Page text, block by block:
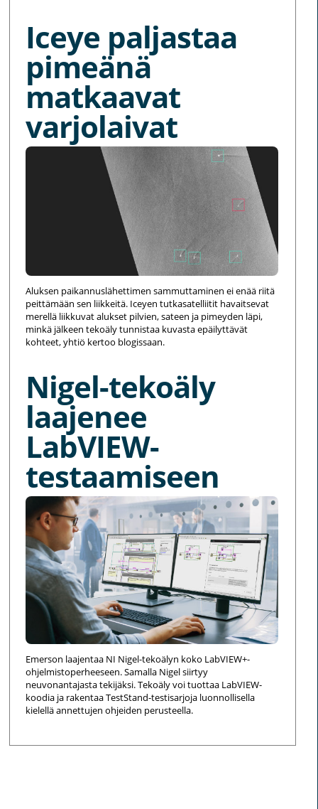
Iceye paljastaa
pimeänä
matkaavat
varjolaivat
Aluksen paikannuslähettimen sammuttaminen ei enää riitä
peittämään sen liikkeitä. Iceyen tutkasatelliitit havaitsevat
merellä liikkuvat alukset pilvien, sateen ja pimeyden läpi,
minkä jälkeen tekoäly tunnistaa kuvasta epäilyttävät
kohteet, yhtiö kertoo blogissaan.
Nigel-tekoäly
laajenee
LabVIEW-
testaamiseen
Emerson laajentaa NI Nigel-tekoälyn koko LabVIEW+-
ohjelmistoperheeseen. Samalla Nigel siirtyy
neuvonantajasta tekijäksi. Tekoäly voi tuottaa LabVIEW-
koodia ja rakentaa TestStand-testisarjoja luonnollisella
kielellä annettujen ohjeiden perusteella.